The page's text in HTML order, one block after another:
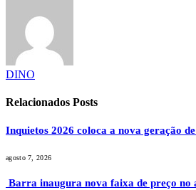
DINO
Relacionados Posts
Inquietos 2026 coloca a nova geração
agosto 7, 2026
Barra inaugura nova faixa de preço